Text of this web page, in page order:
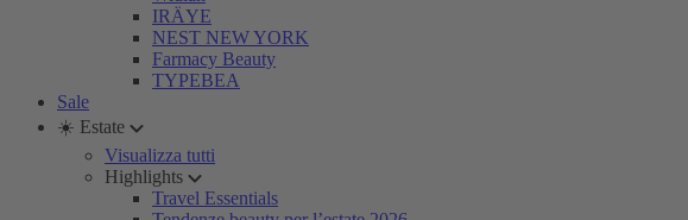
IRÄYE
NEST NEW YORK
Farmacy Beauty
TYPEBEA
Sale
☀️ Estate
Visualizza tutti
Highlights
Travel Essentials